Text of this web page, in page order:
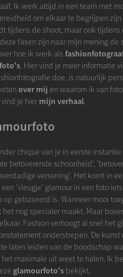
Ik werk altijd in een team met
om elkaar te begrijpen
tijdens de shoot, maar ook
fasen zijn naar mijn mening de
hoe ik werk als
. Hier vind je meer informatie
doe, is natuurlijk
over mij en waarom ik van
je hiermijn verhaal.
chique van je in eerste instantie
betoverende schoonheid',
versiering'. Het komt in
'vleugje' glamour in een foto
gebaseerd is. Wanneer mooi
nog specialer maakt. Maar
Fashion verhoogt al snel het
onderstrepen. De kunst
laten leiden van de boodschap
maximale uit weet te halen. Ik
glamourfoto'sbekijkt.